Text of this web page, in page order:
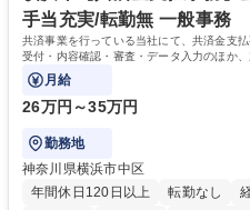
キャリアを築きたい」という前向き
歴・資格 学歴：大学院 大学 高専 短
簿記検定1級 日商簿記検定2級 日商
手当充実/転勤無 一般事務
共済事業を行っている当社にて、共済金支
受付・内容確認・審査・データ入力のほか
対応や書類発送等を担当します。
月給
26万円～35万円
勤務地
神奈川県横浜市中区
年間休日120日以上
転勤なし